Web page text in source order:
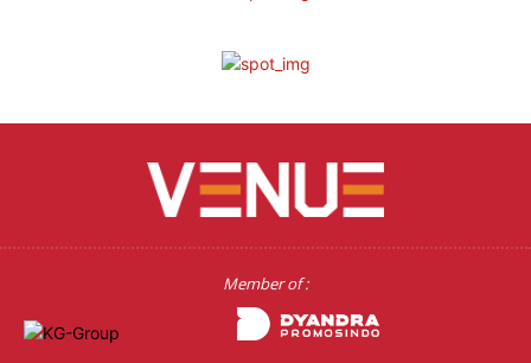
Member of :